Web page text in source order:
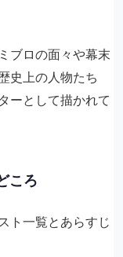
ブロの面々や幕末
史上の人物たち
ーとして描かれて
ころ